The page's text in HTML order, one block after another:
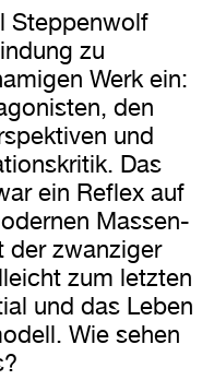
Steppenwolf
zu
Werk ein:
den
und
Das
ein Reflex auf
Massen-
der zwanziger
zum letzten
und das Leben
Wie sehen